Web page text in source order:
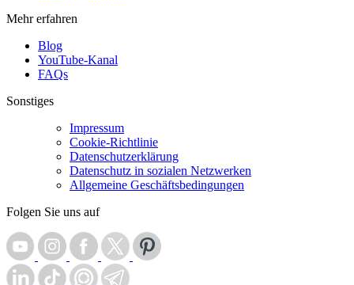
Mehr erfahren
Blog
YouTube-Kanal
FAQs
Sonstiges
Impressum
Cookie-Richtlinie
Datenschutzerklärung
Datenschutz in sozialen Netzwerken
Allgemeine Geschäftsbedingungen
Folgen Sie uns auf